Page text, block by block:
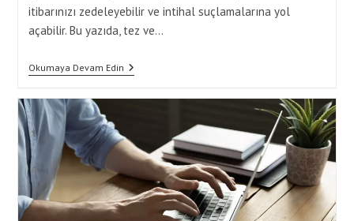
itibarınızı zedeleyebilir ve intihal suçlamalarına yol
açabilir. Bu yazıda, tez ve…
Okumaya Devam EdinMakale
Stillerini
Doğru
Tamamlama